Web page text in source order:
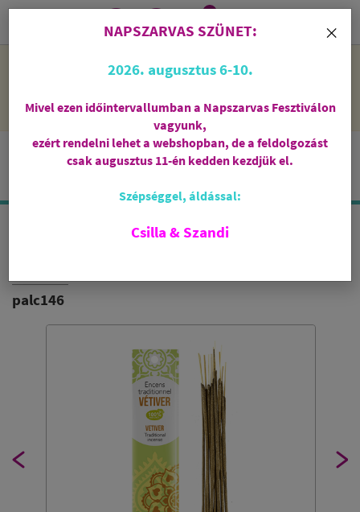
NAPSZARVAS SZÜNET: 2026. augusztus 6-10 - rendelni lehet
feldolgozni őket.
i
0
FRISSESSÉG - VETIVER
palc146
×
NAPSZARVAS SZÜNET:
2026. augusztus 6-10.
Mivel ezen időintervallumban a Napszarvas Fesztiválon
vagyunk,
ezért rendelni lehet a webshopban, de a feldolgozást
csak augusztus 11-én kedden kezdjük el.
Szépséggel, áldással:
Csilla & Szandi